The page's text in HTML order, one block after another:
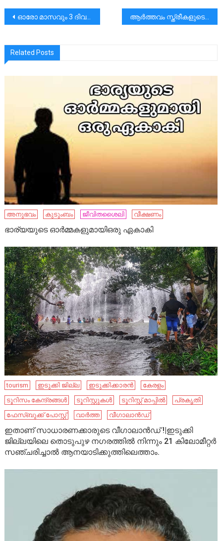
പോസ്റ്റുകളിലൂടെ
ഓരോ മാസവും 3 ദിവസത്തെ ആർത്തവ അവധി|പെണ്‍കുട്ടികളെ പഠിപ്പിക്കുന്ന സ്ത്രീകളായ ടീച്ചർമാർക്കും അവധി കൊടുക്കേണ്ടേ,? ആർത്തവം സ്ത്രീകളുടെ സ്വകാര്യ അഭിമാനമാണ്.|ഇതാണോ മെൻസ്ട്രുല്‍ ഡിഗ്നിറ്റി?|ആർ. ശ്രീലേഖ
Related Posts
അനുഭവം കുടുംബം ജീവിതശൈലി വീക്ഷണം
ഭാര്യയുടെ ഓർമ്മകളുമായിഒരു ഏകാകി
tourism ഇടുക്കി ജില്ല ഇടുക്കിക്കാരൻ
കേരളം
ടൂറിസം കേന്ദ്രങ്ങൾ
ടൂറിസ്റ്റുകൾ ടൂറിസ്റ്റ് മാപ്പിൽ
പ്രകൃതി
ഫേ​സ്ബു​ക്ക് പോ​സ്റ്റ്
വാർത്ത വീഗാലാൻഡ്
ഇതാണ് സാധാരണക്കാരുടെ വീഗാലാൻഡ് !|ഇടുക്കി
ജില്ലയിലെ തൊടുപുഴ നഗരത്തിൽ നിന്നും 21 കിലോമീറ്റർ
സഞ്ചരിച്ചാൽ ആനയാടിക്കുത്തിലെത്താം.